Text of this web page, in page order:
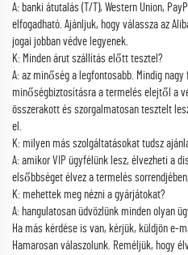
A: banki átutalás (T/T), Western Union,
elfogadható. Ajánljuk, hogy válassza az
jogai jobban védve legyenek.
K: Minden árut szállítás előtt tesztel?
A: az minőség a legfontosabb. Mindig
minőségbiztosításra a termelés elejtől a
összerakott és szorgalmatosan tesztelt
el.
K: milyen más szolgáltatásokat tudsz
A: amikor VIP ügyfélünk lesz, élvezheti a
elsőbbséget élvez a termelés
K: mehettek meg nézni a gyárjátokat?
A: hangulatosan üdvözlünk minden olyan
Ha más kérdése is van, kérjük, küldjön e-
Hamarosan válaszolunk. Reméljük, hogy